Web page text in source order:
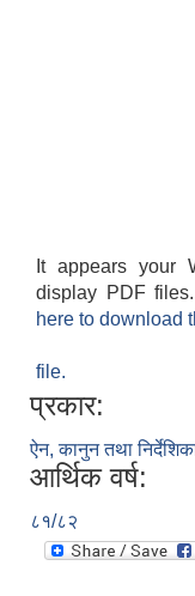
It appears your
display PDF files.
here to download
file.
प्रकार:
ऐन, कानुन तथा
आर्थिक वर्ष:
८१/८२